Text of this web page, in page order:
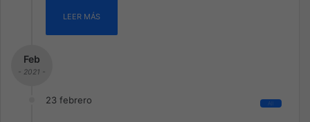
LEER MÁS
Feb
- 2021 -
23 febrero All